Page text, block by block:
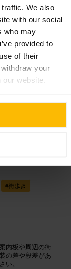
We also
with our social
who may
provided to
of their
your
our website.
ティ・ウ
線”
#街歩き
内板や周辺の街
の差や段差があ
。